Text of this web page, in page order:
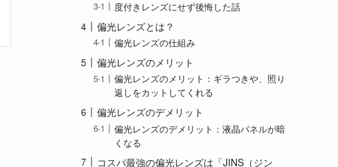
度付きレンズにせず後悔した話
偏光レンズとは？
偏光レンズの仕組み
偏光レンズのメリット
偏光レンズのメリット：ギラつきや、照り
返しをカットしてくれる
偏光レンズのデメリット
偏光レンズのデメリット：液晶パネルが暗
くなる
コスパ最強の偏光レンズは「JINS（ジン